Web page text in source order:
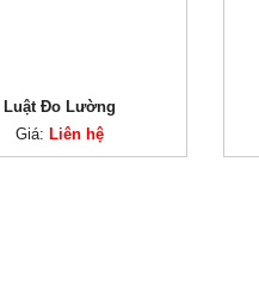
Luật Đo Lường
Giá: Liên hệ